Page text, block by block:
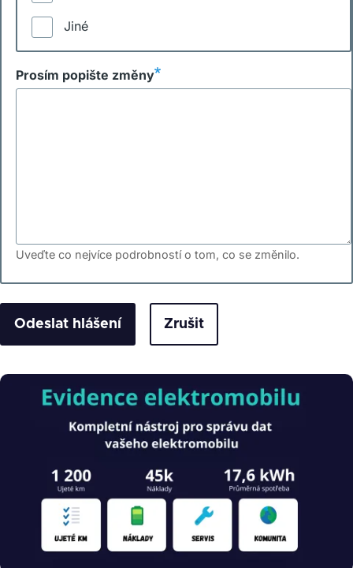
Jiné
Prosím popište změny
Uveďte co nejvíce podrobností o tom, co se změnilo.
Zrušit
Obrázek